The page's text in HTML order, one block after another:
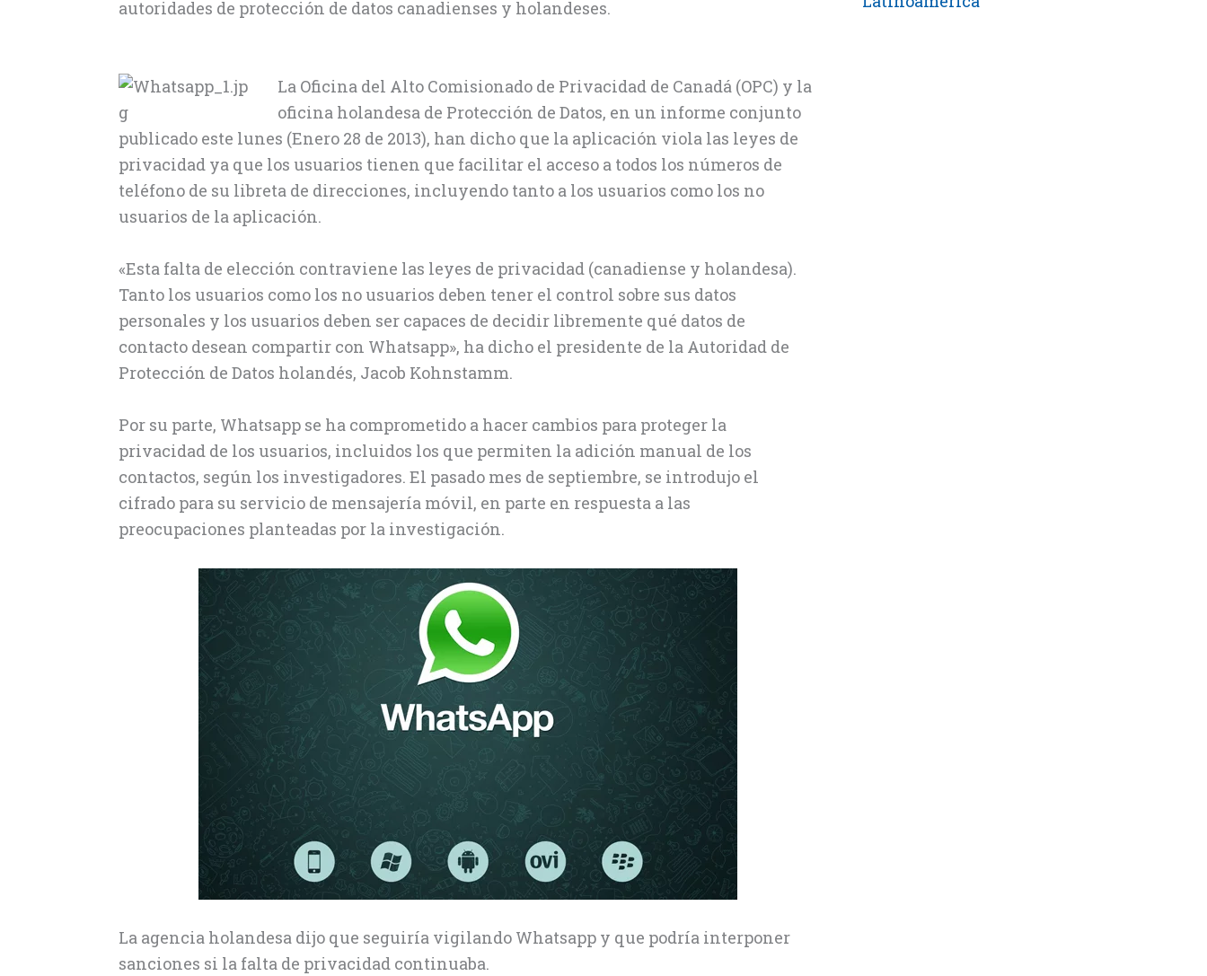
autoridades de protección de datos canadienses y holandeses.
La Oficina del Alto Comisionado de Privacidad de Canadá (OPC) y la
oficina holandesa de Protección de Datos, en un informe conjunto
publicado este lunes (Enero 28 de 2013), han dicho que la aplicación viola las leyes de
privacidad ya que los usuarios tienen que facilitar el acceso a todos los números de
teléfono de su libreta de direcciones, incluyendo tanto a los usuarios como los no
usuarios de la aplicación.
«Esta falta de elección contraviene las leyes de privacidad (canadiense y holandesa).
Tanto los usuarios como los no usuarios deben tener el control sobre sus datos
personales y los usuarios deben ser capaces de decidir libremente qué datos de
contacto desean compartir con Whatsapp», ha dicho el presidente de la Autoridad de
Protección de Datos holandés, Jacob Kohnstamm.
Por su parte, Whatsapp se ha comprometido a hacer cambios para proteger la
privacidad de los usuarios, incluidos los que permiten la adición manual de los
contactos, según los investigadores. El pasado mes de septiembre, se introdujo el
cifrado para su servicio de mensajería móvil, en parte en respuesta a las
preocupaciones planteadas por la investigación.
La agencia holandesa dijo que seguiría vigilando Whatsapp y que podría interponer
sanciones si la falta de privacidad continuaba.